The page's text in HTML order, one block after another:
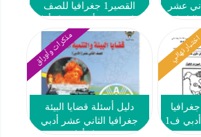
عشر
القصير1 جغرافيا للصف
#م. التميز 2024-2025
نهائي
عام 2017 جغرافيا
ف1
مذكرات وأوراق
دليل أسئلة قضايا البيئة
جغرافيا الثاني عشر أدبي